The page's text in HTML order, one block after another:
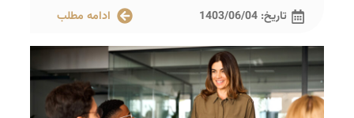
تاریخ: 1403/06/04 ادامه مطلب